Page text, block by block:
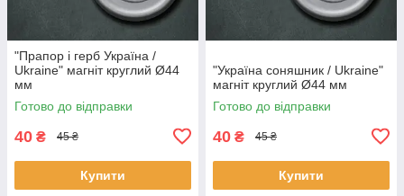
"Прапор і герб Українa /
Ukraine" магніт круглий Ø44
мм
Готово до відправки
40 ₴ 45 ₴
Купити
"Україна соняшник / Ukraine"
магніт круглий Ø44 мм
Готово до відправки
40 ₴ 45 ₴
Купити